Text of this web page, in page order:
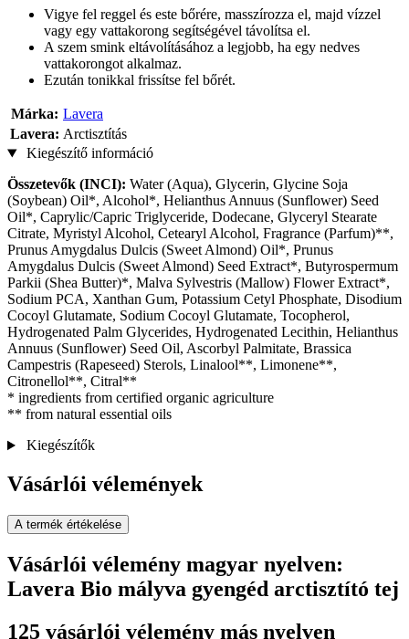
Vigye fel reggel és este bőrére, masszírozza el, majd vízzel
vagy egy vattakorong segítségével távolítsa el.
A szem smink eltávolításához a legjobb, ha egy nedves
vattakorongot alkalmaz.
Ezután tonikkal frissítse fel bőrét.
Márka: Lavera
Lavera: Arctisztítás
Kiegészítő információ
Összetevők (INCI): Water (Aqua), Glycerin, Glycine Soja
(Soybean) Oil*, Alcohol*, Helianthus Annuus (Sunflower) Seed
Oil*, Caprylic/Capric Triglyceride, Dodecane, Glyceryl Stearate
Citrate, Myristyl Alcohol, Cetearyl Alcohol, Fragrance (Parfum)**,
Prunus Amygdalus Dulcis (Sweet Almond) Oil*, Prunus
Amygdalus Dulcis (Sweet Almond) Seed Extract*, Butyrospermum
Parkii (Shea Butter)*, Malva Sylvestris (Mallow) Flower Extract*,
Sodium PCA, Xanthan Gum, Potassium Cetyl Phosphate, Disodium
Cocoyl Glutamate, Sodium Cocoyl Glutamate, Tocopherol,
Hydrogenated Palm Glycerides, Hydrogenated Lecithin, Helianthus
Annuus (Sunflower) Seed Oil, Ascorbyl Palmitate, Brassica
Campestris (Rapeseed) Sterols, Linalool**, Limonene**,
Citronellol**, Citral**
* ingredients from certified organic agriculture
** from natural essential oils
Kiegészítők
Vásárlói vélemények
A termék értékelése
Vásárlói vélemény magyar nyelven:
Lavera Bio mályva gyengéd arctisztító tej
125 vásárlói vélemény más nyelven